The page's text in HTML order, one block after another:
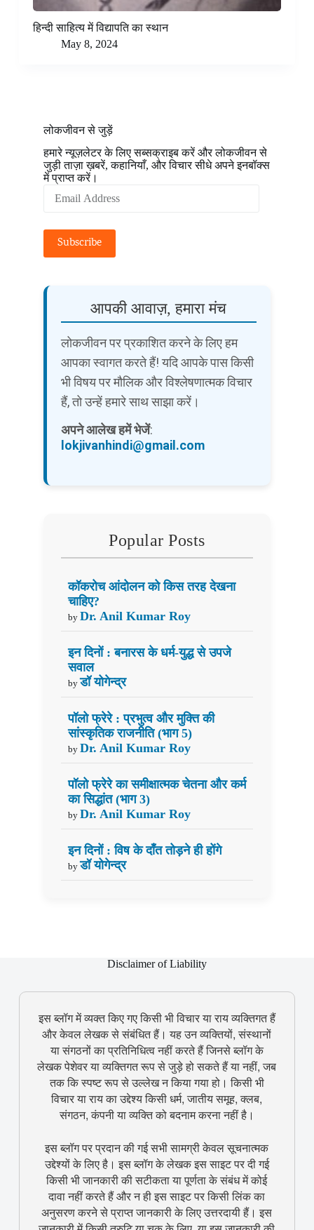
हिन्दी साहित्य में विद्यापति का स्थान
May 8, 2024
लोकजीवन से जुड़ें
हमारे न्यूज़लेटर के लिए सब्सक्राइब करें और लोकजीवन से
जुड़ी ताज़ा ख़बरें, कहानियाँ, और विचार सीधे अपने इनबॉक्स
में प्राप्त करें।
Address
Subscribe
आपकी आवाज़, हमारा मंच
लोकजीवन पर प्रकाशित करने के लिए हम
आपका स्वागत करते हैं! यदि आपके पास किसी
भी विषय पर मौलिक और विश्लेषणात्मक विचार
हैं, तो उन्हें हमारे साथ साझा करें।
अपने आलेख हमें भेजें:
lokjivanhindi@gmail.com
Popular Posts
कॉकरोच आंदोलन को किस तरह देखना
चाहिए?
by Dr. Anil Kumar Roy
इन दिनों : बनारस के धर्म-युद्ध से उपजे
सवाल
by डॉ योगेन्द्र
पॉलो फ्रेरे : प्रभुत्व और मुक्ति की
सांस्कृतिक राजनीति (भाग 5)
by Dr. Anil Kumar Roy
पॉलो फ्रेरे का समीक्षात्मक चेतना और कर्म
का सिद्धांत (भाग 3)
by Dr. Anil Kumar Roy
इन दिनों : विष के दाँत तोड़ने ही होंगे
by डॉ योगेन्द्र
Disclaimer of Liability
इस ब्लॉग में व्यक्त किए गए किसी भी विचार या राय व्यक्तिगत हैं
और केवल लेखक से संबंधित हैं। यह उन व्यक्तियों, संस्थानों
या संगठनों का प्रतिनिधित्व नहीं करते हैं जिनसे ब्लॉग के
लेखक पेशेवर या व्यक्तिगत रूप से जुड़े हो सकते हैं या नहीं, जब
तक कि स्पष्ट रूप से उल्लेख न किया गया हो। किसी भी
विचार या राय का उद्देश्य किसी धर्म, जातीय समूह, क्लब,
संगठन, कंपनी या व्यक्ति को बदनाम करना नहीं है।
इस ब्लॉग पर प्रदान की गई सभी सामग्री केवल सूचनात्मक
उद्देश्यों के लिए है। इस ब्लॉग के लेखक इस साइट पर दी गई
किसी भी जानकारी की सटीकता या पूर्णता के संबंध में कोई
दावा नहीं करते हैं और न ही इस साइट पर किसी लिंक का
अनुसरण करने से प्राप्त जानकारी के लिए उत्तरदायी हैं। इस